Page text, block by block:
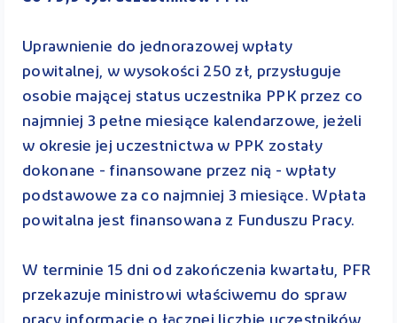
Uprawnienie do jednorazowej wpłaty
powitalnej, w wysokości 250 zł, przysługuje
osobie mającej status uczestnika PPK przez co
najmniej 3 pełne miesiące kalendarzowe, jeżeli
w okresie jej uczestnictwa w PPK zostały
dokonane - finansowane przez nią - wpłaty
podstawowe za co najmniej 3 miesiące. Wpłata
powitalna jest finansowana z Funduszu Pracy.
W terminie 15 dni od zakończenia kwartału, PFR
przekazuje ministrowi właściwemu do spraw